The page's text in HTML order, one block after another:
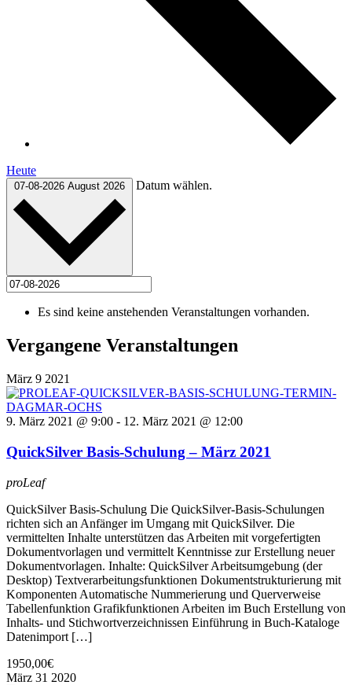
Heute
07-08-2026 August 2026 Datum wählen.
Es sind keine anstehenden Veranstaltungen vorhanden.
Vergangene Veranstaltungen
März 9 2021
9. März 2021 @ 9:00 - 12. März 2021 @ 12:00
QuickSilver Basis-Schulung – März 2021
proLeaf
QuickSilver Basis-Schulung Die QuickSilver-Basis-Schulungen
richten sich an Anfänger im Umgang mit QuickSilver. Die
vermittelten Inhalte unterstützen das Arbeiten mit vorgefertigten
Dokumentvorlagen und vermittelt Kenntnisse zur Erstellung neuer
Dokumentvorlagen. Inhalte: QuickSilver Arbeitsumgebung (der
Desktop) Textverarbeitungsfunktionen Dokumentstrukturierung mit
Komponenten Automatische Nummerierung und Querverweise
Tabellenfunktion Grafikfunktionen Arbeiten im Buch Erstellung von
Inhalts- und Stichwortverzeichnissen Einführung in Buch-Kataloge
Datenimport […]
1950,00€
März 31 2020